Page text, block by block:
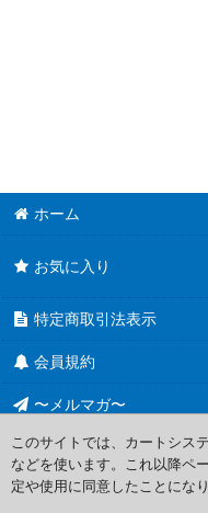
【UST】Unstable
【UNH】Unhinged
Masterpiece Series
【V17】From the
【V16】From the
【V15】From the
ホーム
お気に入り
特定商取引法表示
会員規約
〜メルマガ〜
Copyright (C) 2006-2017
このサイトでは、カートシス
などを使います。これ以降ペ
定や使用に同意したことにな